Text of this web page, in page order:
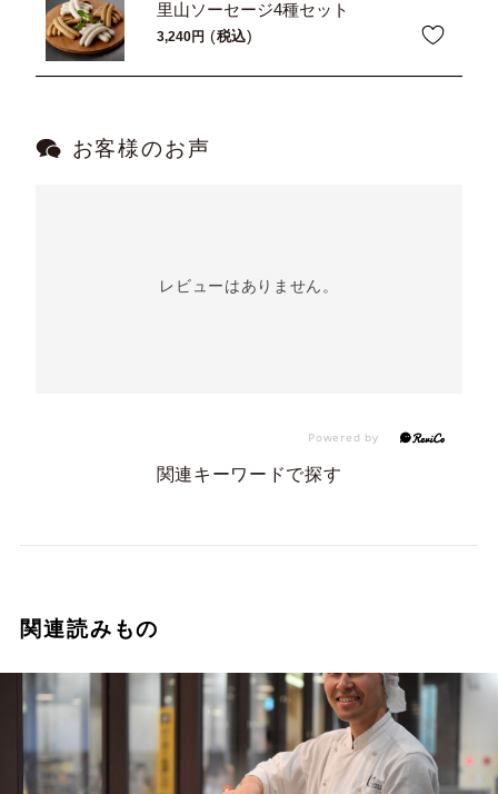
里山ソーセージ4種セット
3,240 税込
お客様のお声
レビューはありません。
関連キーワードで探す
関連読みもの